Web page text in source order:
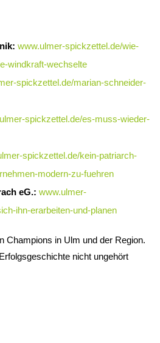
www.ulmer-spickzettel.de/wie-
windkraft-wechselte
spickzettel.de/marian-schneider-
spickzettel.de/es-muss-wieder-
spickzettel.de/kein-patriarch-
modern-zu-fuehren
eG.: www.ulmer-
ihn-erarbeiten-und-planen
Champions in Ulm und der Region.
nicht ungehört